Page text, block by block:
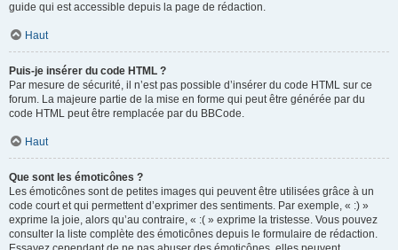
guide qui est accessible depuis la page de rédaction.
Haut
Puis-je insérer du code HTML ?
Par mesure de sécurité, il n’est pas possible d’insérer du code HTML sur ce
forum. La majeure partie de la mise en forme qui peut être générée par du
code HTML peut être remplacée par du BBCode.
Haut
Que sont les émoticônes ?
Les émoticônes sont de petites images qui peuvent être utilisées grâce à un
code court et qui permettent d’exprimer des sentiments. Par exemple, « :) »
exprime la joie, alors qu’au contraire, « :( » exprime la tristesse. Vous pouvez
consulter la liste complète des émoticônes depuis le formulaire de rédaction.